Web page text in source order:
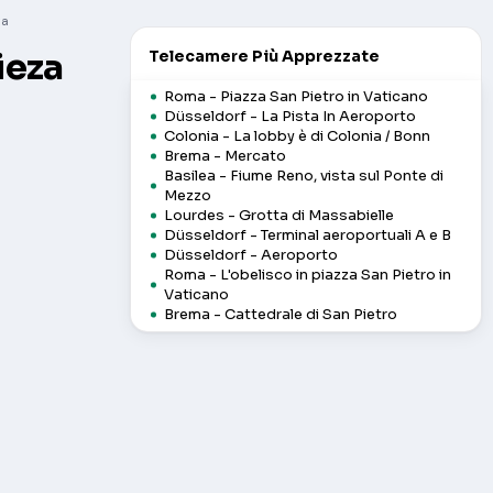
Telecamere Più Apprezzate
Roma - Piazza San Pietro in Vaticano
Düsseldorf - La Pista In Aeroporto
Colonia - La lobby è di Colonia / Bonn
Brema - Mercato
Basilea - Fiume Reno, vista sul Ponte di
Mezzo
Lourdes - Grotta di Massabielle
Düsseldorf - Terminal aeroportuali A e B
Düsseldorf - Aeroporto
Roma - L'obelisco in piazza San Pietro in
Vaticano
Brema - Cattedrale di San Pietro